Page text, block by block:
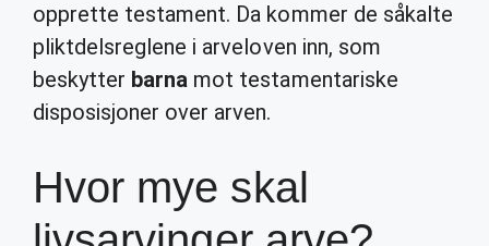
opprette testament. Da kommer de såkalte
pliktdelsreglene i arveloven inn, som
beskytter barna mot testamentariske
disposisjoner over arven.
Hvor mye skal